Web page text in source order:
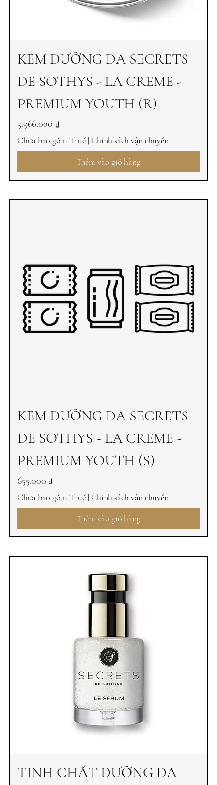
KEM DƯỠNG DA SECRETS
DE SOTHYS - LA CREME -
PREMIUM YOUTH (R)
Giá
3.966.000 ₫
Chưa bao gồm Thuế| Chính sách vận chuyển
Thêm vào giỏ hàng
KEM DƯỠNG DA SECRETS
DE SOTHYS - LA CREME -
PREMIUM YOUTH (S)
Giá
655.000 ₫
Chưa bao gồm Thuế| Chính sách vận chuyển
Thêm vào giỏ hàng
TINH CHẤT DƯỠNG DA